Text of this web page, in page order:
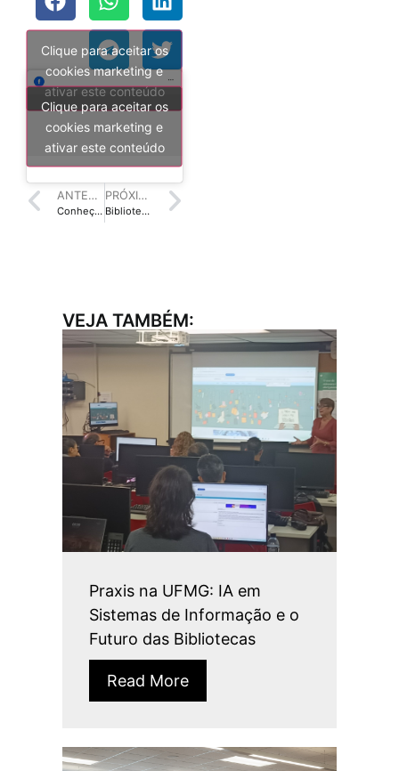
Clique para aceitar os
cookies marketing e
ativar este conteúdo
Clique para aceitar os
cookies marketing e
ativar este conteúdo
ANTERIOR
Conheça projeto que aproxima cegos da literatura
PRÓXIMO
Bibliotecária descobre “mistério” em livro de biblioteca na Escócia
VEJA TAMBÉM:
Praxis na UFMG: IA em
Sistemas de Informação e o
Futuro das Bibliotecas
Read More